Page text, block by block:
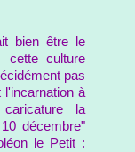
bien être le
cette culture
pas
à
la
décembre"
le Petit :